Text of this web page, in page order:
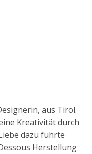
aus Tirol.
Kreativität durch
dazu führte
Herstellung